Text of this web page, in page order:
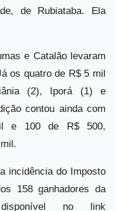
de Rubiataba. Ela
e Catalão levaram
os quatro de R$ 5 mil
(2), Iporá (1) e
contou ainda com
e 100 de R$ 500,
incidência do Imposto
158 ganhadores da
no link